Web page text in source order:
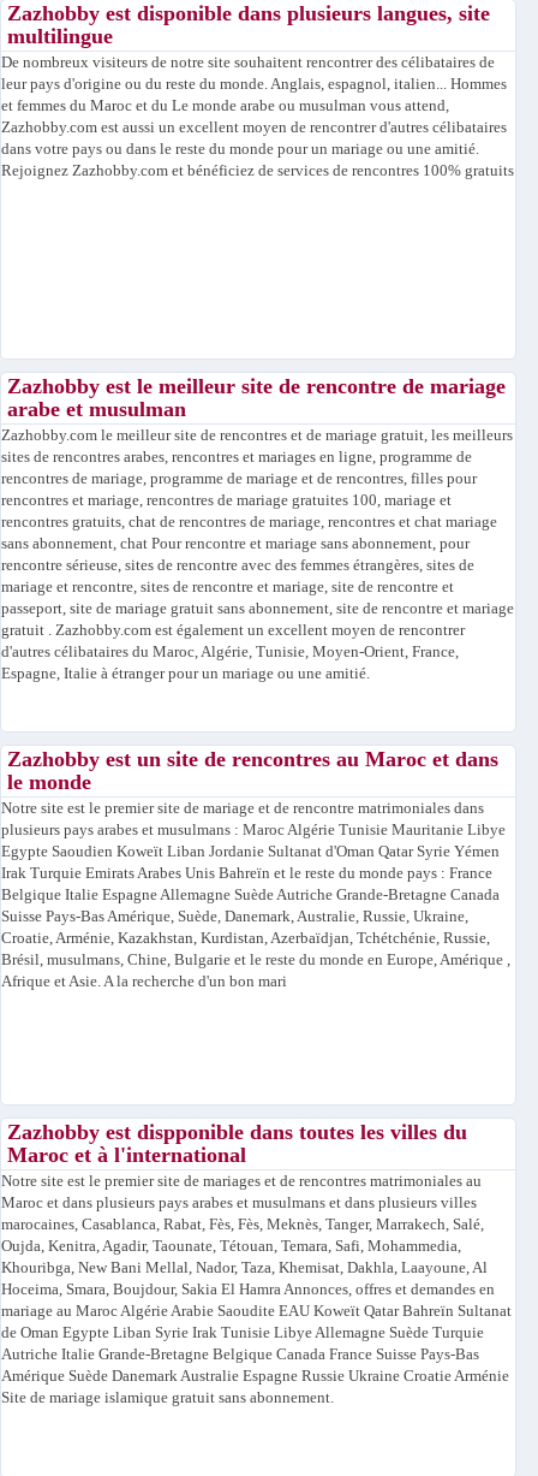
Zazhobby est disponible dans plusieurs langues, site
multilingue
De nombreux visiteurs de notre site souhaitent rencontrer des célibataires de
leur pays d'origine ou du reste du monde. Anglais, espagnol, italien... Hommes
et femmes du Maroc et du Le monde arabe ou musulman vous attend,
Zazhobby.com est aussi un excellent moyen de rencontrer d'autres célibataires
dans votre pays ou dans le reste du monde pour un mariage ou une amitié.
Rejoignez Zazhobby.com et bénéficiez de services de rencontres 100% gratuits
Zazhobby est le meilleur site de rencontre de mariage
arabe et musulman
Zazhobby.com le meilleur site de rencontres et de mariage gratuit, les meilleurs
sites de rencontres arabes, rencontres et mariages en ligne, programme de
rencontres de mariage, programme de mariage et de rencontres, filles pour
rencontres et mariage, rencontres de mariage gratuites 100, mariage et
rencontres gratuits, chat de rencontres de mariage, rencontres et chat mariage
sans abonnement, chat Pour rencontre et mariage sans abonnement, pour
rencontre sérieuse, sites de rencontre avec des femmes étrangères, sites de
mariage et rencontre, sites de rencontre et mariage, site de rencontre et
passeport, site de mariage gratuit sans abonnement, site de rencontre et mariage
gratuit . Zazhobby.com est également un excellent moyen de rencontrer
d'autres célibataires du Maroc, Algérie, Tunisie, Moyen-Orient, France,
Espagne, Italie à étranger pour un mariage ou une amitié.
Zazhobby est un site de rencontres au Maroc et dans
le monde
Notre site est le premier site de mariage et de rencontre matrimoniales dans
plusieurs pays arabes et musulmans : Maroc Algérie Tunisie Mauritanie Libye
Egypte Saoudien Koweït Liban Jordanie Sultanat d'Oman Qatar Syrie Yémen
Irak Turquie Emirats Arabes Unis Bahreïn et le reste du monde pays : France
Belgique Italie Espagne Allemagne Suède Autriche Grande-Bretagne Canada
Suisse Pays-Bas Amérique, Suède, Danemark, Australie, Russie, Ukraine,
Croatie, Arménie, Kazakhstan, Kurdistan, Azerbaïdjan, Tchétchénie, Russie,
Brésil, musulmans, Chine, Bulgarie et le reste du monde en Europe, Amérique ,
Afrique et Asie. A la recherche d'un bon mari
Zazhobby est dispponible dans toutes les villes du
Maroc et à l'international
Notre site est le premier site de mariages et de rencontres matrimoniales au
Maroc et dans plusieurs pays arabes et musulmans et dans plusieurs villes
marocaines, Casablanca, Rabat, Fès, Fès, Meknès, Tanger, Marrakech, Salé,
Oujda, Kenitra, Agadir, Taounate, Tétouan, Temara, Safi, Mohammedia,
Khouribga, New Bani Mellal, Nador, Taza, Khemisat, Dakhla, Laayoune, Al
Hoceima, Smara, Boujdour, Sakia El Hamra Annonces, offres et demandes en
mariage au Maroc Algérie Arabie Saoudite EAU Koweït Qatar Bahreïn Sultanat
de Oman Egypte Liban Syrie Irak Tunisie Libye Allemagne Suède Turquie
Autriche Italie Grande-Bretagne Belgique Canada France Suisse Pays-Bas
Amérique Suède Danemark Australie Espagne Russie Ukraine Croatie Arménie
Site de mariage islamique gratuit sans abonnement.